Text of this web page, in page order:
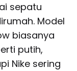
sepatu
Model
biasanya
putih,
Nike sering